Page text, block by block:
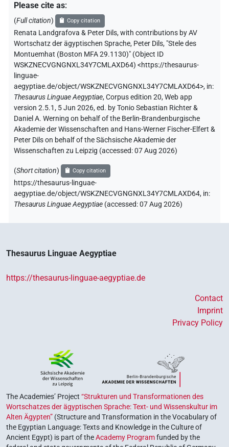
Please cite as:
(Full citation) Copy citation
Renata Landgrafova & Peter Dils,with contributions byAV
Wortschatz der ägyptischen Sprache, Peter Dils, "Stele des
Montuemhat (Boston MFA 29.1130)" (Object ID
WSKZNECVGNGNXL34Y7CMLAXD64) <https://thesaurus-
linguae-
aegyptiae.de/object/WSKZNECVGNGNXL34Y7CMLAXD64>, in:
Thesaurus Linguae Aegyptiae,Corpus edition 20, Web app
version 2.5.1, 5 Jun 2026, ed. by Tonio Sebastian Richter &
Daniel A. Werning on behalf of the Berlin-Brandenburgische
Akademie der Wissenschaften and Hans-Werner Fischer-Elfert &
Peter Dils on behalf of the Sächsische Akademie der
Wissenschaften zu Leipzig (accessed:07 Aug 2026)
(Short citation) Copy citation
https://thesaurus-linguae-
aegyptiae.de/object/WSKZNECVGNGNXL34Y7CMLAXD64, in:
Thesaurus Linguae Aegyptiae (accessed:07 Aug 2026)
Thesaurus Linguae Aegyptiae
https://thesaurus-linguae-aegyptiae.de
Contact
Imprint
Privacy Policy
The Academies’ Project “Strukturen und Transformationen des
Wortschatzes der ägyptischen Sprache: Text- und Wissenskultur im
Alten Ägypten” (Structure and Transformation in the Vocabulary of
the Egyptian Language: Texts and Knowledge in the Culture of
Ancient Egypt) is part of theAcademy Programfunded by the